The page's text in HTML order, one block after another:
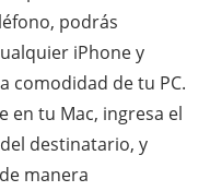
podrás
iPhone y
comodidad de tu PC.
en tu Mac, ingresa el
destinatario, y
manera